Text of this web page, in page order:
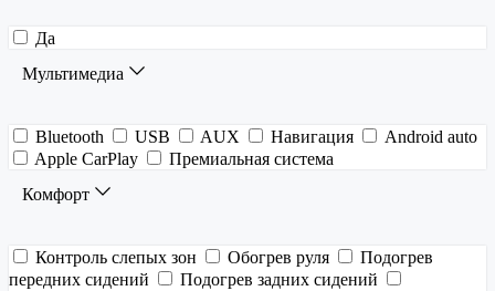
Да
Мультимедиа
Bluetooth USB AUX Навигация
Android auto
Apple CarPlay
Премиальная система
Комфорт
Контроль слепых зон Обогрев руля
Подогрев
передних сидений
Подогрев задних сидений